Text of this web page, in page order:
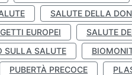
SALUTE DELLA
EUROPEI SALUTE
SULLA SALUTE
PUBERTÀ PRECOCE